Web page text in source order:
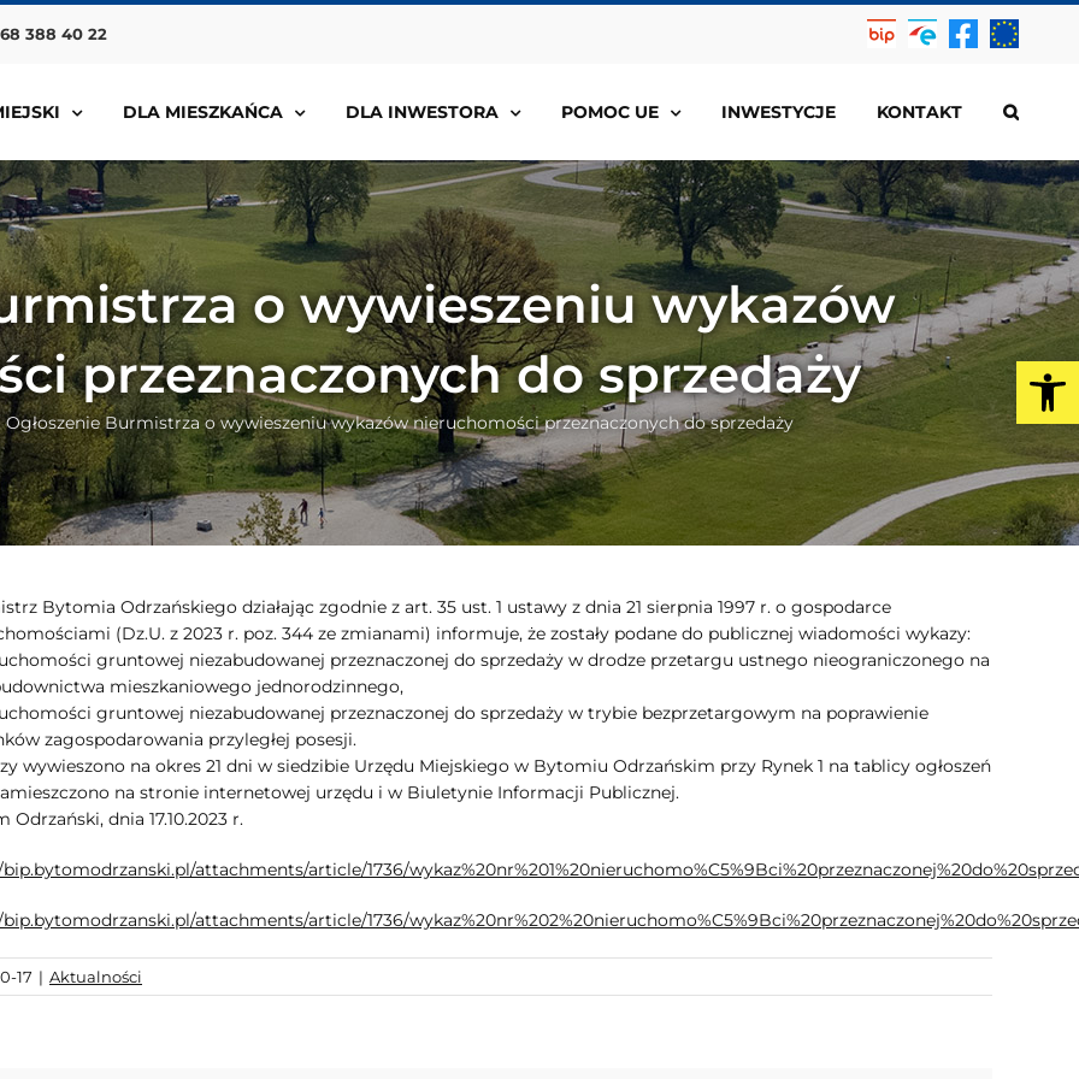
68 388 40 22
BiuletynEPUAPFacebookProjekty
DLA MIESZKAŃCA DLA INWESTORA POMOC UE INWESTYCJE KONTAKT
o wywieszeniu wykazów
przeznaczonych do sprzedaży
Ogłoszenie Burmistrza o wywieszeniu wykazów nieruchomości przeznaczonych do sprzedaży
Bytomia Odrzańskiego działając zgodnie z art. 35 ust. 1 ustawy z dnia 21 sierpnia 1997 r. o gospodarce
(Dz.U. z 2023 r. poz. 344 ze zmianami) informuje, że zostały podane do publicznej wiadomości wykazy:
gruntowej niezabudowanej przeznaczonej do sprzedaży w drodze przetargu ustnego nieograniczonego na
mieszkaniowego jednorodzinnego,
gruntowej niezabudowanej przeznaczonej do sprzedaży w trybie bezprzetargowym na poprawienie
zagospodarowania przyległej posesji.
wywieszono na okres 21 dni w siedzibie Urzędu Miejskiego w Bytomiu Odrzańskim przy Rynek 1 na tablicy ogłoszeń
na stronie internetowej urzędu i w Biuletynie Informacji Publicznej.
Odrzański, dnia 17.10.2023 r.
attachments/article/1736/
attachments/article/1736/
17 | Aktualności